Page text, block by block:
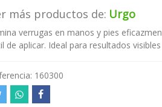
más productos de: Urgo
verrugas en manos y pies
de aplicar. Ideal para resultados
160300